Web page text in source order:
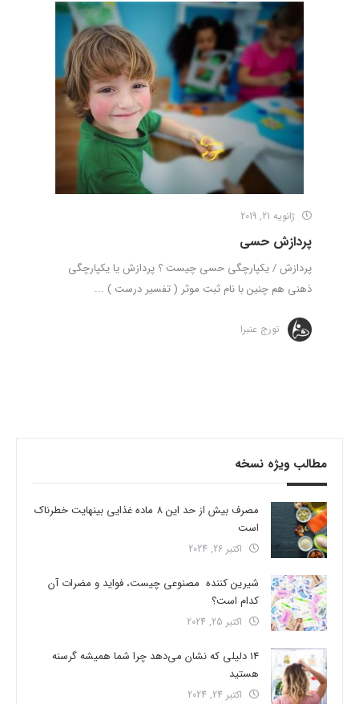
ژانویه 21, 2019
پردازش حسی
پردازش / یکپارچگی حسی چیست ؟ پردازش یا یکپارچگی
ذهنی هم چنین با نام ثبت موثر ( تفسیر درست ) ...
تورج عنبرا
مطالب ویژه نسخه
مصرف بیش از حد این 8 ماده غذایی بینهایت خطرناک
است
اکتبر 26, 2024
شیرین کننده مصنوعی چیست، فواید و مضرات آن
کدام است؟
اکتبر 25, 2024
14 دلیلی که نشان می‌دهد چرا شما همیشه گرسنه
هستید
اکتبر 24, 2024